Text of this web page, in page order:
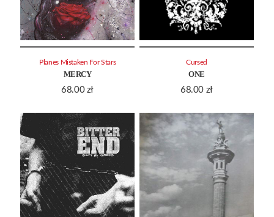
MERCY
68.00 zł
Planes Mistaken For Stars
ONE
68.00 zł
Cursed